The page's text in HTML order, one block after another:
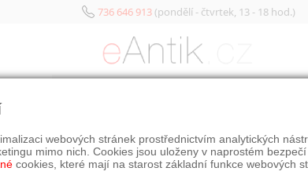
736 646 913(pondělí - čtvrtek, 13 - 18 hod.)
webových stránek prostřednictvím analytických
mimo nich. Cookies jsou uloženy v naprostém
cookies, které mají na starost základní funkce webových